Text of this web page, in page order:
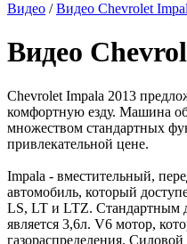
Видео /Видео Chevrolet
Видео
Chevrolet Impala 2013
комфортную езду. Машина
множеством стандартных
привлекательной цене.
Impala - вместительный,
автомобиль, который
LS, LT и LTZ. Стандартным
является 3,6л. V6 мотор,
газораспределения.